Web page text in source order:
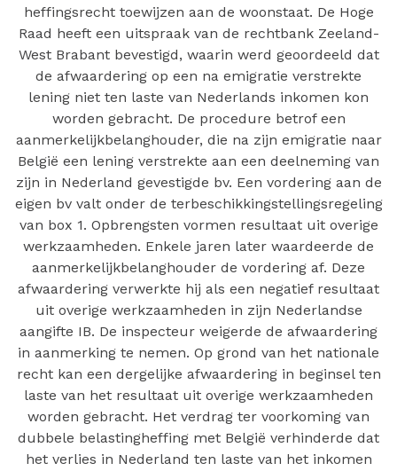
heffingsrecht toewijzen aan de woonstaat. De Hoge
Raad heeft een uitspraak van de rechtbank Zeeland-
West Brabant bevestigd, waarin werd geoordeeld dat
de afwaardering op een na emigratie verstrekte
lening niet ten laste van Nederlands inkomen kon
worden gebracht. De procedure betrof een
aanmerkelijkbelanghouder, die na zijn emigratie naar
België een lening verstrekte aan een deelneming van
zijn in Nederland gevestigde bv. Een vordering aan de
eigen bv valt onder de terbeschikkingstellingsregeling
van box 1. Opbrengsten vormen resultaat uit overige
werkzaamheden. Enkele jaren later waardeerde de
aanmerkelijkbelanghouder de vordering af. Deze
afwaardering verwerkte hij als een negatief resultaat
uit overige werkzaamheden in zijn Nederlandse
aangifte IB. De inspecteur weigerde de afwaardering
in aanmerking te nemen. Op grond van het nationale
recht kan een dergelijke afwaardering in beginsel ten
laste van het resultaat uit overige werkzaamheden
worden gebracht. Het verdrag ter voorkoming van
dubbele belastingheffing met België verhinderde dat
het verlies in Nederland ten laste van het inkomen